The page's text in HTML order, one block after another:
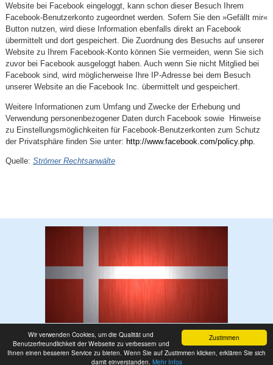
Zustimmen
Wir verwenden Cookies, um die Qualität und
Benutzerfreundlichkeit der Webseite zu verbessern und
Ihnen einen besseren Service zu bieten. Wenn Sie auf Zustimmen klicken, erklären Sie sich
damit einverstanden. Mehr Infos
Website bei Facebook eingeloggt, kann schon dieser Besuch Ihrem
Facebook-Benutzerkonto zugeordnet werden. Sofern Sie den »Gefällt mir«
Button nutzen, wird diese Information ebenfalls direkt an Facebook
übermittelt und dort gespeichert. Die Zuordnung des Besuchs auf unserer
Website zu Ihrem Facebook-Konto können Sie vermeiden, wenn Sie sich
zuvor bei Facebook ausgeloggt haben. Auch wenn Sie nicht Mitglied bei
Facebook sind, wird möglicherweise Ihre IP-Adresse bei dem Besuch
unserer Website an die Facebook Inc. übermittelt und gespeichert.
Weitere Informationen zum Umfang und Zwecke der Erhebung und
Verwendung personenbezogener Daten durch Facebook sowie Hinweise
zu Einstellungsmöglichkeiten für Facebook-Benutzerkonten zum Schutz
der Privatsphäre finden Sie unter: http://www.facebook.com/policy.php.
Quelle: Strömer Rechtsanwälte
Webdesign by Worldsoft AG |www.worldsoft.info |Startseite|Impressum|
Datenschutz|Kontakt||Login